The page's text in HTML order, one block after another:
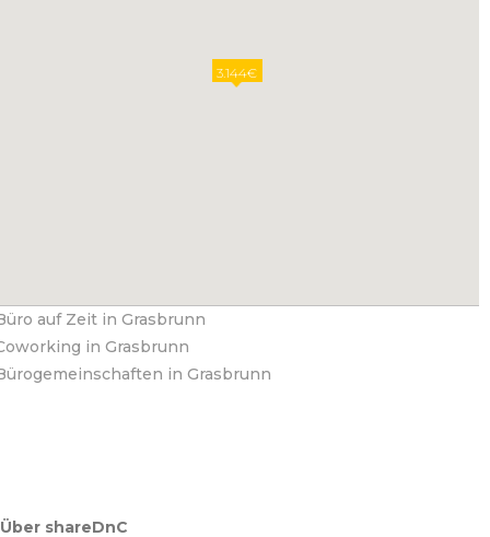
3.144€
auf Zeit in Grasbrunn
in Grasbrunn
in Grasbrunn
Über shareDnC